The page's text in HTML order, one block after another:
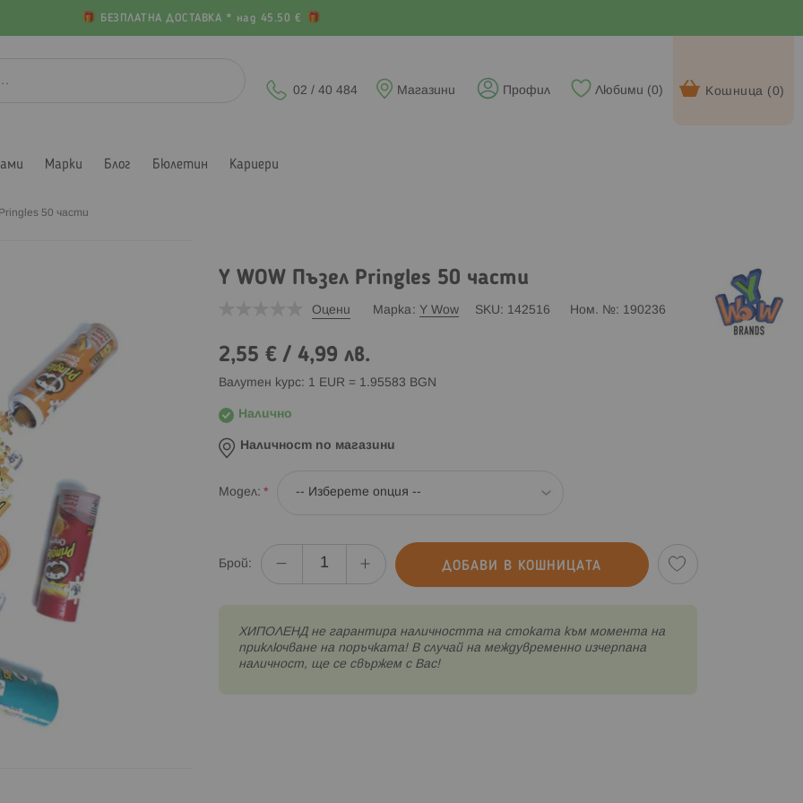
БЕЗПЛАТНА ДОСТАВКА * над 45.50 €
Кошница (0)
Любими (0)
Профил
Магазини
02 / 40 484
Марки Блог Бюлетин Кариери
50 части
Y WOW Пъзел Pringles 50 части
Оцени Марка Y Wow SKU 142516 Ном. № 190236
2,55 €/ 4,99 лв.
Валутен курс: 1 EUR = 1.95583 BGN
Налично
Наличност по магазини
Модел
Брой: ДОБАВИ В КОШНИЦАТА
XИПОЛЕНД не гарантира наличността на стоката към момента на
приключване на поръчката! В случай на междувременно изчерпана
наличност, ще се свържем с Вас!